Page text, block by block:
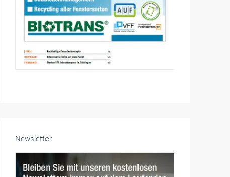
Newsletter